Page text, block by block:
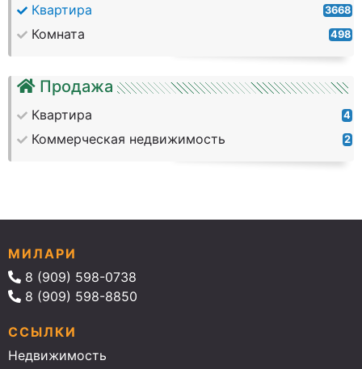
Квартира 3668
Комната 498
Продажа
Квартира 4
Коммерческая недвижимость 2
МИЛАРИ
8 (909) 598-0738
8 (909) 598-8850
ССЫЛКИ
Недвижимость